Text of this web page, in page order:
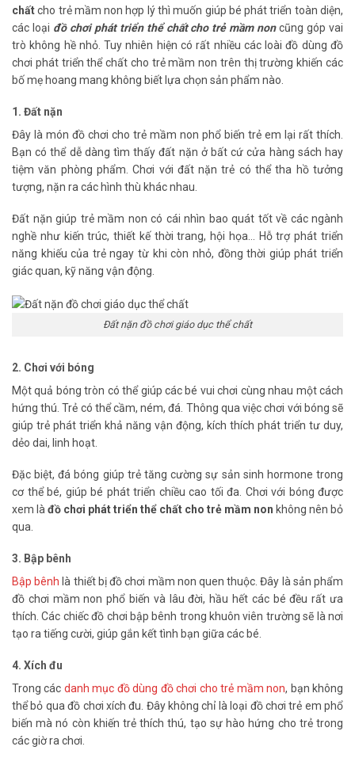
chấtcho trẻ mầm non hợp lý thì muốn giúp bé phát triển toàn diện,
các loại đồ chơi phát triển thể chất cho trẻ mầm noncũng góp vai
trò không hề nhỏ. Tuy nhiên hiện có rất nhiều các loài đồ dùng đồ
chơi phát triển thể chất cho trẻ mầm non trên thị trường khiến các
bố mẹ hoang mang không biết lựa chọn sản phẩm nào.
1. Đất nặn
Đây là món đồ chơi cho trẻ mầm non phổ biến trẻ em lại rất thích.
Bạn có thể dễ dàng tìm thấy đất nặn ở bất cứ cửa hàng sách hay
tiệm văn phòng phẩm. Chơi với đất nặn trẻ có thể tha hồ tưởng
tượng, nặn ra các hình thù khác nhau.
Đất nặn giúp trẻ mầm non có cái nhìn bao quát tốt về các ngành
nghề như kiến trúc, thiết kế thời trang, hội họa… Hỗ trợ phát triển
năng khiếu của trẻ ngay từ khi còn nhỏ, đồng thời giúp phát triển
giác quan, kỹ năng vận động.
Đất nặn đồ chơi giáo dục thể chất
2. Chơi với bóng
Một quả bóng tròn có thể giúp các bé vui chơi cùng nhau một cách
hứng thú. Trẻ có thể cầm, ném, đá. Thông qua việc chơi với bóng sẽ
giúp trẻ phát triển khả năng vận động, kích thích phát triển tư duy,
dẻo dai, linh hoạt.
Đặc biệt, đá bóng giúp trẻ tăng cường sự sản sinh hormone trong
cơ thể bé, giúp bé phát triển chiều cao tối đa. Chơi với bóng được
xem là đồ chơi phát triển thể chất cho trẻ mầm non không nên bỏ
qua.
3. Bập bênh
Bập bênh là thiết bị đồ chơi mầm non quen thuộc. Đây là sản phẩm
đồ chơi mầm non phổ biến và lâu đời, hầu hết các bé đều rất ưa
thích. Các chiếc đồ chơi bập bênh trong khuôn viên trường sẽ là nơi
tạo ra tiếng cười, giúp gắn kết tình bạn giữa các bé.
4. Xích đu
Trong các danh mục đồ dùng đồ chơi cho trẻ mầm non, bạn không
thể bỏ qua đồ chơi xích đu. Đây không chỉ là loại đồ chơi trẻ em phổ
biến mà nó còn khiến trẻ thích thú, tạo sự hào hứng cho trẻ trong
các giờ ra chơi.